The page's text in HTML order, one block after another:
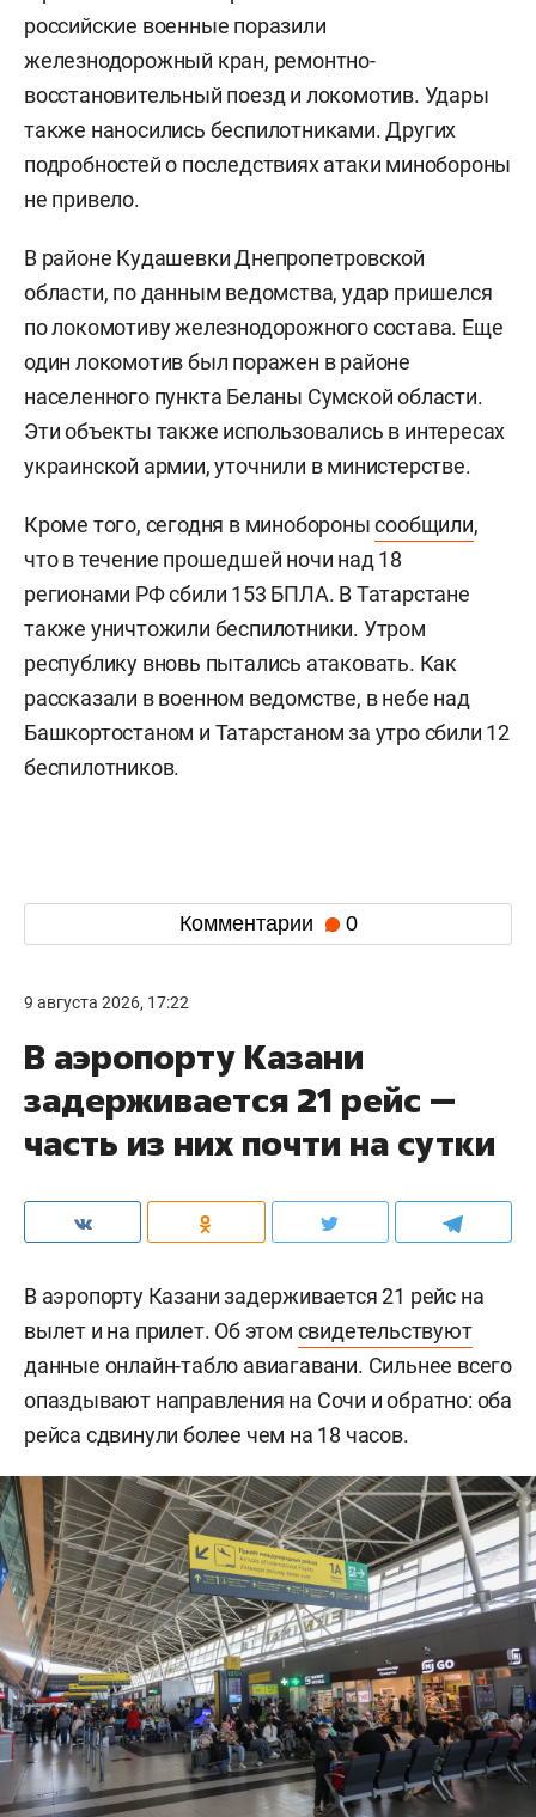
российские военные поразили
железнодорожный кран, ремонтно-
восстановительный поезд и локомотив. Удары
также наносились беспилотниками. Других
подробностей о последствиях атаки минобороны
не привело.
В районе Кудашевки Днепропетровской
области, по данным ведомства, удар пришелся
по локомотиву железнодорожного состава. Еще
один локомотив был поражен в районе
населенного пункта Беланы Сумской области.
Эти объекты также использовались в интересах
украинской армии, уточнили в министерстве.
Кроме того, сегодня в миноборонысообщили,
что в течение прошедшей ночи над 18
регионами РФ сбили 153 БПЛА. В Татарстане
также уничтожили беспилотники. Утром
республику вновь пытались атаковать. Как
рассказали в военном ведомстве, в небе над
Башкортостаном и Татарстаном за утро сбили 12
беспилотников.
Комментарии 0
9 августа 2026, 17:22
В аэропорту Казани
задерживается 21 рейс —
часть из них почти на сутки
В аэропорту Казани задерживается 21 рейс на
вылет и на прилет. Об этом свидетельствуют
данные онлайн-табло авиагавани. Сильнее всего
опаздывают направления на Сочи и обратно: оба
рейса сдвинули более чем на 18 часов.